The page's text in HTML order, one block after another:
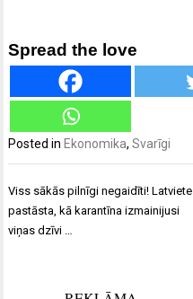
Spread the love
Posted in Ekonomika,Svarīgi
Ziņu
izvēlne
Viss sākās pilnīgi negaidīti! Latviete
pastāsta, kā karantīna izmainijusi
viņas dzīvi …